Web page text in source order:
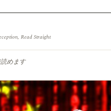
Read Straight
めます